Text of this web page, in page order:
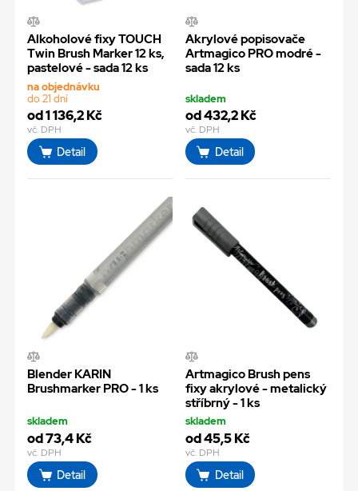
Alkoholové fixy TOUCH
Twin Brush Marker 12 ks,
pastelové - sada 12 ks
na objednávku
do 21 dní
od 1 136,2 Kč
vč. DPH
Detail
Akrylové popisovače
Artmagico PRO modré -
sada 12 ks
skladem
od 432,2 Kč
vč. DPH
Detail
Blender KARIN
Brushmarker PRO - 1 ks
skladem
od 73,4 Kč
vč. DPH
Detail
Artmagico Brush pens
fixy akrylové - metalický
stříbrný - 1 ks
skladem
od 45,5 Kč
vč. DPH
Detail